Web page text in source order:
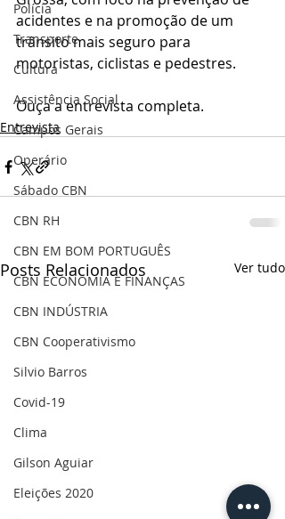
Polícia
Transporte
Cultura
Assistência Social
Campos Gerais
Operário
Sábado CBN
CBN RH
CBN EM BOM PORTUGUÊS
CBN ECONOMIA E FINANÇAS
CBN INDÚSTRIA
CBN Cooperativismo
Silvio Barros
Covid-19
Clima
Gilson Aguiar
Eleições 2020
acidentes e na promoção de um
trânsito mais seguro para
motoristas, ciclistas e pedestres.
Ouça a entrevista completa.
Entrevista
Posts Relacionados Ver tudo